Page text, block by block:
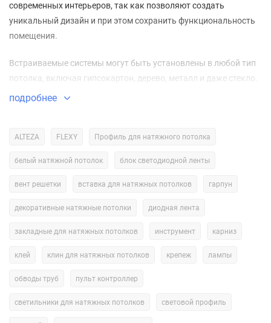
современных интерьеров, так как позволяют создать
уникальный дизайн и при этом сохранить функциональность
помещения.
Встраиваемые системы могут быть установлены в любой тип
потолка, включая гипсокартон, дерево, металл и даже стекло.
Они также могут быть использованы для освещения стен,
Основным преимуществом встраиваемых систем является то,
от глаз. Это особенно важно для тех, кто хочет создать
минималистичный интерьер.
Кроме того, встраиваемые системы позволяют создавать
делает их идеальным выбором для создания атмосферы в
подробнее
ALTEZA FLEXY Профиль для натяжного потолка
белый натяжной потолок блок светодиодной ленты
вент решетки вставка для натяжных потолков гарпун
декоративные натяжные потолки диодная лента
закладные для натяжных потолков инструмент карниз
клей клин для натяжных потолков крепеж лампы
обводы труб пульт контроллер
светильники для натяжных потолков световой профиль